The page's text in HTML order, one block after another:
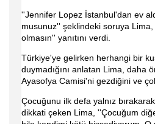
''Jennifer Lopez İstanbul'dan ev
musunuz'' şeklindeki soruya
olmasın'' yanıtını verdi.
Türkiye'ye gelirken herhangi bir
duymadığını anlatan Lima, daha
Ayasofya Camisi'ni gezdiğini ve
Çocuğunu ilk defa yalnız
dikkati çeken Lima, ''Çocuğum